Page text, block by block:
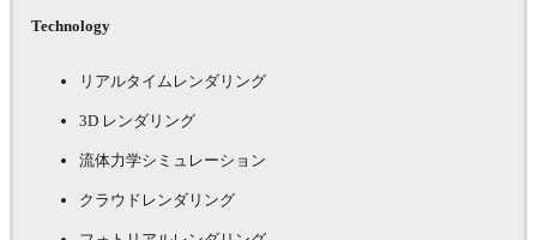
Technology
リアルタイムレンダリング
3D レンダリング
流体力学シミュレーション
クラウドレンダリング